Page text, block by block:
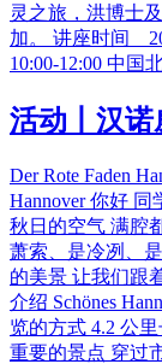
灵之旅，洪博士
加。 讲座时间
10:00-12:00 中国
活动丨汉
Der Rote Faden
Hannover 你好
秋日的空气 满腔
萧索、是冷冽、
的美景 让我们跟
介绍 Schönes
览的方式 4.2 公
重要的景点 穿过